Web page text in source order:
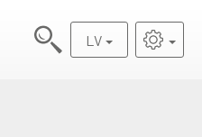
LV